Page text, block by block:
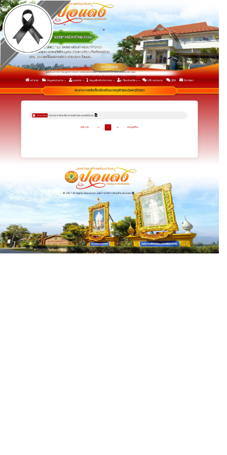
กิจกรรมเพื่อยกระดับการประเมินคุณธรรมและความโปร่งใสในการดำเนินงาน ประจำปีงบประมาณ พ.ศ.2569
รายงานการวิเคราะห์ผลการประเมิน ITA 2568 เพื่อนำไปสู่การพัฒนาและยกระดับผลการประเมิน ITA ในปี 2569
กิจกรรมองค์กรคุณธรรมจริยธรรมและการขับเคลื่อนนโยบาย No Gift Policy ปี 2569
คู่มือแนวทางการปฏิบัติการจัดการเรื่องร้องเรียนการทุจริตและประพฤติมิชอบ(ปรับปรุง)
หน้าแรก ข้อมูลหน่วยงาน บุคลากร ข้อมูลสำหรับประชาชน เรื่องร้องเรียน LPA หน่วยงาน Q&A ติดต่อเรา
ช่องทางการแจ้งเรื่องร้องเรียนการทุจริตและประพฤติมิชอบ
10/02/2568 ช่องทางการร้องเรียนการทุจริตและประพฤติมิชอบ
หน้าแรก << 1 >> หน้าสุดท้าย
© 2567 All Rights Reserved. องค์การบริหารส่วนตำบลปอแดง